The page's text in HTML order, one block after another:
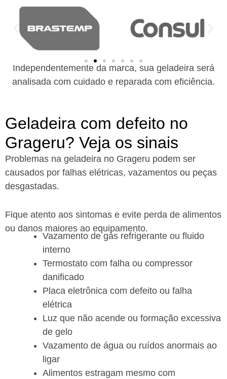
Independentemente da marca, sua geladeira será
analisada com cuidado e reparada com eficiência.
Geladeira com defeito no
Grageru? Veja os sinais
Problemas na geladeira no Grageru podem ser
causados por falhas elétricas, vazamentos ou peças
desgastadas.
Fique atento aos sintomas e evite perda de alimentos
ou danos maiores ao equipamento.
Vazamento de gás refrigerante ou fluido
interno
Termostato com falha ou compressor
danificado
Placa eletrônica com defeito ou falha
elétrica
Luz que não acende ou formação excessiva
de gelo
Vazamento de água ou ruídos anormais ao
ligar
Alimentos estragam mesmo com